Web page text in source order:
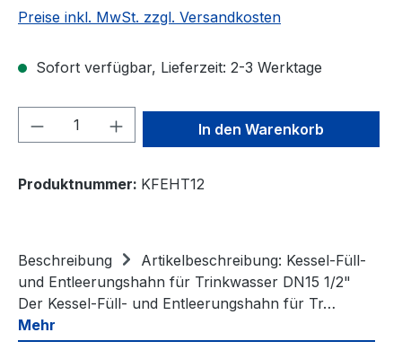
Preise inkl. MwSt. zzgl. Versandkosten
Sofort verfügbar, Lieferzeit: 2-3 Werktage
Produkt Anzahl: Gib denIn den Warenkorb
Produktnummer: KFEHT12
Beschreibung
Artikelbeschreibung: Kessel-Füll-
und Entleerungshahn für Trinkwasser DN15 1/2"
Der Kessel-Füll- und Entleerungshahn für Tr…
Mehr